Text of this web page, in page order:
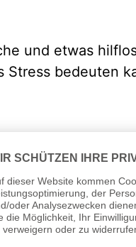
und etwas
Stress bedeuten
vor dem Bau des
Pferde auf ihm
und zu
Es hat Stress